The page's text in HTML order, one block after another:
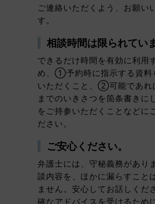
ご連絡いただくよう、お願い
す。
相談時間は限られてい
できるだけ時間を有効に利用
め、①予約時に指示する資料
いただくこと、②可能であれ
までのいきさつを箇条書きに
をご持参いただくことなどに
ださい。
ご安心ください。
弁護士には、守秘義務があり
談内容を、ほかに漏らすこと
ません。安心してお話しくだ
確なアドバイスを受けるため